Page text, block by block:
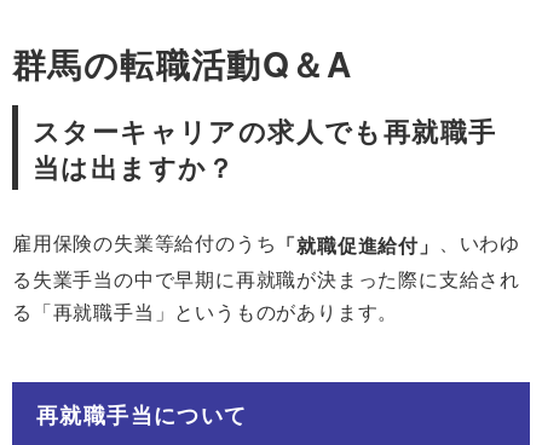
群馬の転職活動Q＆A
スターキャリアの求人でも再就職手
当は出ますか？
雇用保険の失業等給付のうち 「就職促進給付」 、いわゆ
る失業手当の中で早期に再就職が決まった際に支給され
る「再就職手当」というものがあります。
再就職手当について